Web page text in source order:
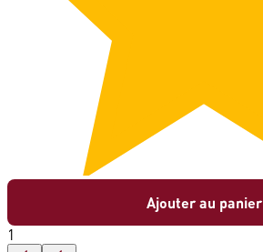
Ajouter au panier
1